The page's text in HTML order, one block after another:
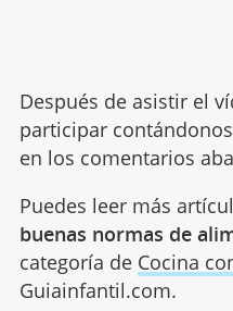
Después de asistir el
participar
en los comentarios
Puedes leer más
buenas normas de
categoría de Cocina
Guiainfantil.com.